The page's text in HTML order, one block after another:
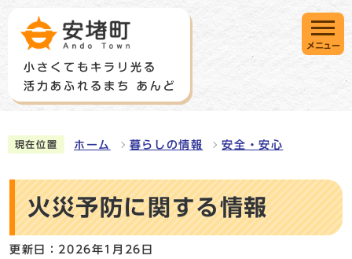
メニュー
現在位置 ホーム 暮らしの情報 安全・安心
火災予防に関する情報
更新日：2026年1月26日